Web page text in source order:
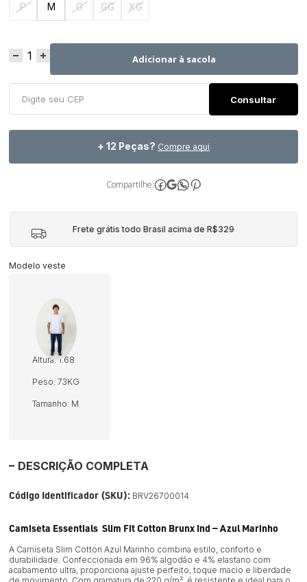
P M G GG XG
Adicionar à sacola
+ 12 Peças? Compre aqui
Compartilhe:
Frete grátis todo Brasil acima de R$329
Modelo veste
Altura: 1.68
Peso: 73KG
Tamanho: M
DESCRIÇÃO COMPLETA
Código Identificador (SKU): BRV26700014
Camiseta Essentials Slim Fit Cotton Brunx Ind — Azul Marinho
A Camiseta Slim Cotton Azul Marinho combina estilo, conforto e
durabilidade. Confeccionada em 96% algodão e 4% elastano com
acabamento ultra, proporciona ajuste perfeito, toque macio e liberdade